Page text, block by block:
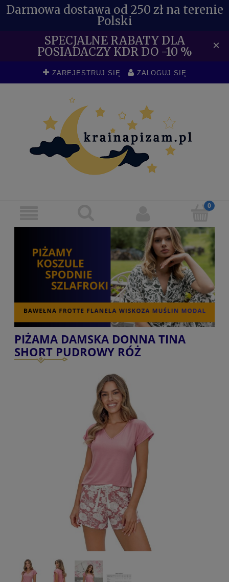
Darmowa dostawa od 250 zł na terenie
Polski
SPECJALNE RABATY DLA
POSIADACZY KDR DO -10 % ×
ZAREJESTRUJ SIĘ ZALOGUJ SIĘ
PIŻAMA DAMSKA DONNA TINA
SHORT PUDROWY RÓŻ